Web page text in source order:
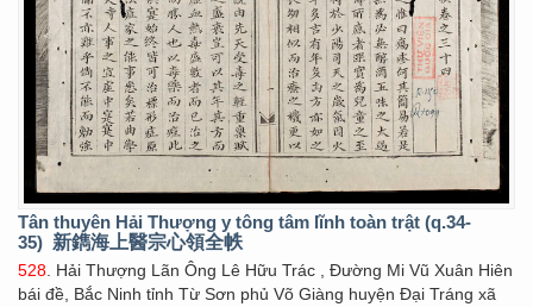
Tân thuyên Hải Thượng y tông tâm lĩnh toàn trật (q.34-
35) 新鐫海上醫宗心領全帙
528 . Hải Thượng Lãn Ông Lê Hữu Trác , Đường Mi Vũ Xuân Hiên
bái đề, Bắc Ninh tỉnh Từ Sơn phủ Võ Giàng huyện Đại Tráng xã